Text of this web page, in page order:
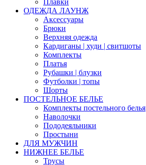
Плавки
ОДЕЖДА ЛАУНЖ
Аксессуары
Брюки
Верхняя одежда
Кардиганы | худи | свитшоты
Комплекты
Платья
Рубашки | блузки
Футболки | топы
Шорты
ПОСТЕЛЬНОЕ БЕЛЬЕ
Комплекты постельного белья
Наволочки
Пододеяльники
Простыни
ДЛЯ МУЖЧИН
НИЖНЕЕ БЕЛЬЕ
Трусы